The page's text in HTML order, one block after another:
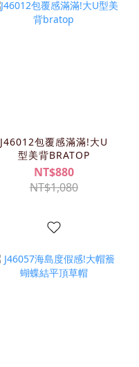
J46012包覆感滿滿!大U
型美背BRATOP
NT$880
NT$1,080